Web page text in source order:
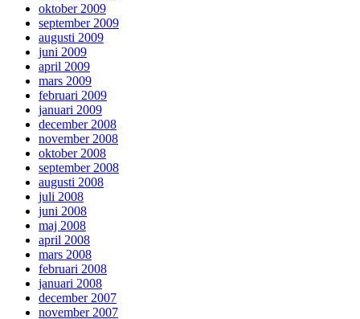
oktober 2009
september 2009
augusti 2009
juni 2009
april 2009
mars 2009
februari 2009
januari 2009
december 2008
november 2008
oktober 2008
september 2008
augusti 2008
juli 2008
juni 2008
maj 2008
april 2008
mars 2008
februari 2008
januari 2008
december 2007
november 2007